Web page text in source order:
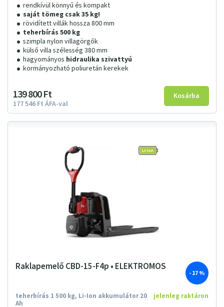
rendkívül könnyű és kompakt
saját tömeg csak 35 kg!
rövidített villák hossza 800 mm
teherbírás 500 kg
szimpla nylon villagörgők
külső villa szélesség 380 mm
hagyományos hidraulika szivattyú
kormányozható poliuretán kerekek
139800Ft
177546 Ft ÁFA-val
Raklapemelő CBD-15-F4p • ELEKTROMOS
teherbírás 1 500 kg, Li-Ion akkumulátor 20
Ah
- 17 %
jelenleg raktáron